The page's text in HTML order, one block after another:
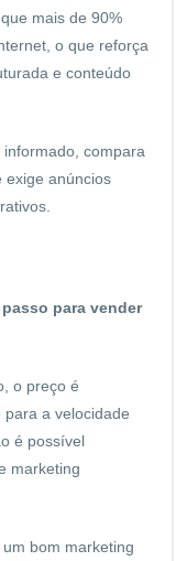
mais de 90%
o que reforça
e conteúdo
compara
exige anúncios
para vender
o preço é
a velocidade
é possível
marketing
bom marketing